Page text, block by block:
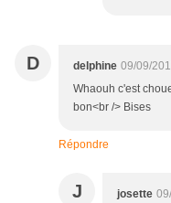
D delphine 09/09/
Whaouh c'est
bon<br /> Bises
Répondre
J josette